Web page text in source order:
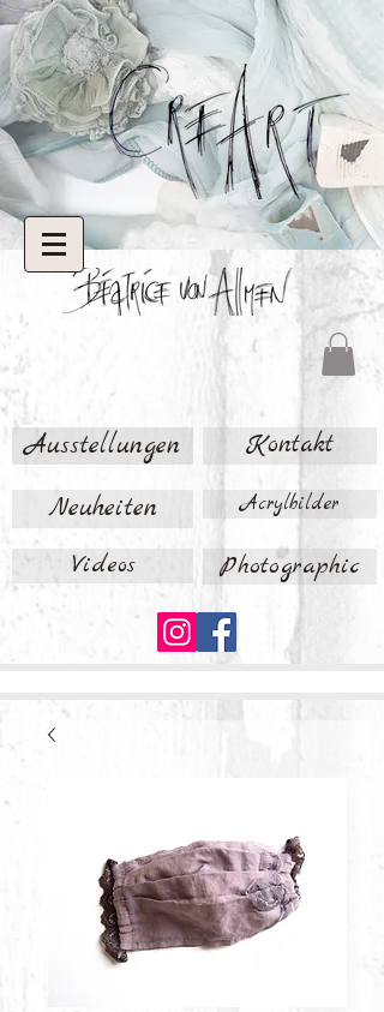
Ausstellungen Kontakt
Neuheiten Acrylbilder
Videos Photographic